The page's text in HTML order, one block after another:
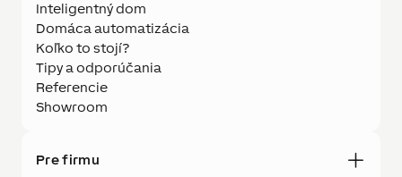
Inteligentný dom
Domáca automatizácia
Koľko to stojí?
Tipy a odporúčania
Referencie
Showroom
Pre firmu